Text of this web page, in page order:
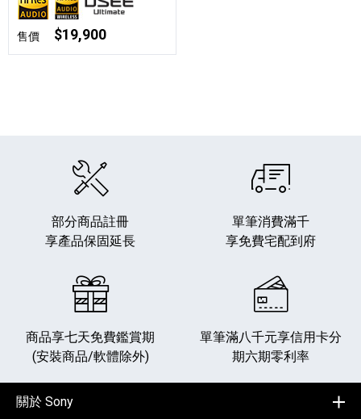
售價 $19,900
部分商品註冊
享產品保固延長
單筆消費滿千
享免費宅配到府
商品享七天免費鑑賞期
(安裝商品/軟體除外)
單筆滿八千元享信用卡分
期六期零利率
關於 Sony